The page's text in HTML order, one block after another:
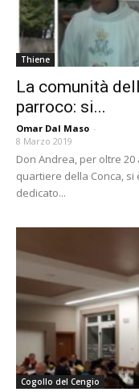
Thiene
La comunità
parroco: si...
Omar Dal Maso -
8 Marzo 2019
Don Andrea, per oltre
quartiere della Conca,
dedicato...
Cogollo del Cengio